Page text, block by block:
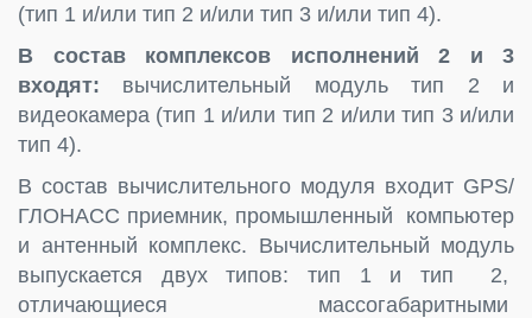
(тип 1 и/или тип 2 и/или тип 3 и/или тип 4).
В состав комплексов исполнений 2 и 3
входят: вычислительный модуль тип 2 и
видеокамера (тип 1 и/или тип 2 и/или тип 3 и/или
тип 4).
В состав вычислительного модуля входит GPS/
ГЛОНАСС приемник, промышленный компьютер
и антенный комплекс. Вычислительный модуль
выпускается двух типов: тип 1 и тип 2,
отличающиеся массогабаритными